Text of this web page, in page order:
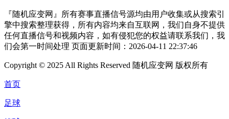
『随机应变网』所有赛事直播信号源均由用户收集或从搜索引
擎中搜索整理获得，所有内容均来自互联网，我们自身不提供
任何直播信号和视频内容，如有侵犯您的权益请联系我们，我
们会第一时间处理 页面更新时间：2026-04-11 22:37:46
Copyright © 2025 All Rights Reserved 随机应变网 版权所有
首页
足球